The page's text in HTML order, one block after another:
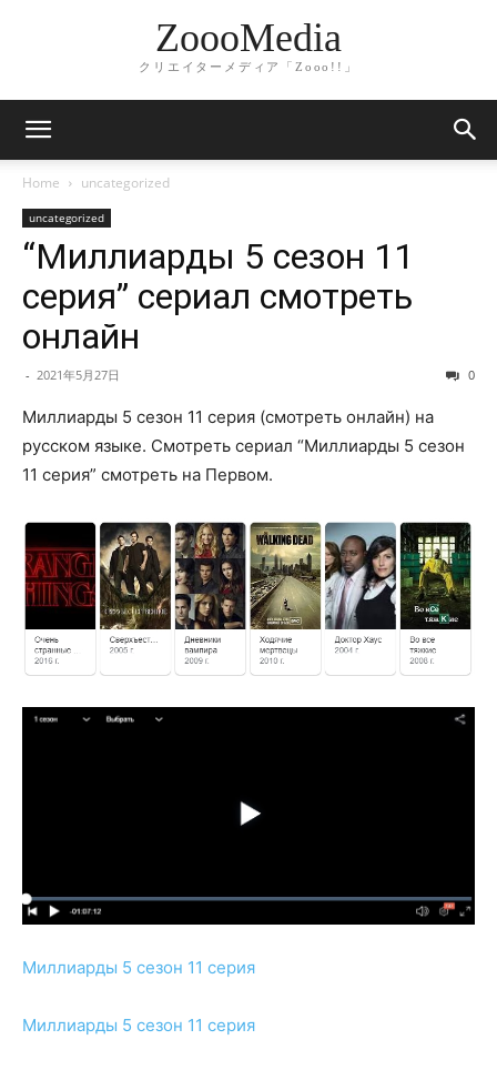
ZoooMedia
クリエイターメディア「Zooo!!」
Home uncategorized
uncategorized
“Миллиарды 5 сезон 11
серия” сериал смотреть
онлайн
- 2021年5月27日 0
Миллиарды 5 сезон 11 серия (смотреть онлайн) на
русском языке. Смотреть сериал “Миллиарды 5 сезон
11 серия” смотреть на Первом.
Миллиарды 5 сезон 11 серия
Миллиарды 5 сезон 11 серия